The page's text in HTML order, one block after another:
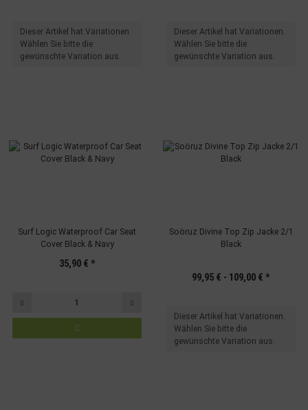
x
Dieser Artikel hat Variationen.
Wählen Sie bitte die
gewünschte Variation aus.
x
Dieser Artikel hat Variationen.
Wählen Sie bitte die
gewünschte Variation aus.
Surf Logic Waterproof Car Seat
Cover Black & Navy
35,90 € *
Soöruz Divine Top Zip Jacke 2/1
Black
99,95 € - 109,00 € *
x
Dieser Artikel hat Variationen.
Wählen Sie bitte die
gewünschte Variation aus.